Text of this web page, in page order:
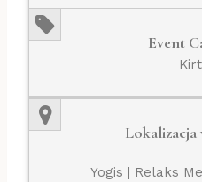
Event
Lokalizacja
Yogis | Relaks